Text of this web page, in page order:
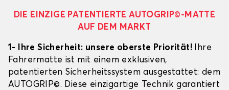
DIE EINZIGE PATENTIERTE AUTOGRIP©-MATTE
AUF DEM MARKT
1- Ihre Sicherheit: unsere oberste Priorität! Ihre
Fahrermatte ist mit einem exklusiven,
patentierten Sicherheitssystem ausgestattet: dem
AUTOGRIP©. Diese einzigartige Technik garantiert